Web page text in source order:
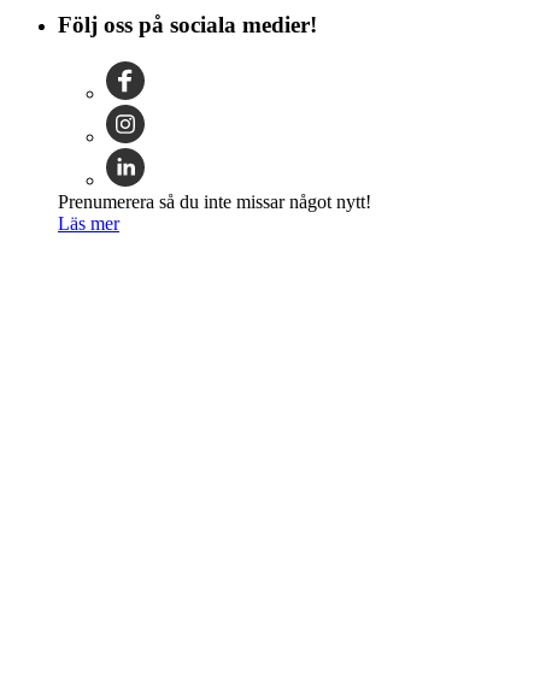
Följ oss på sociala medier!
Prenumerera så du inte missar något nytt!
Läs mer